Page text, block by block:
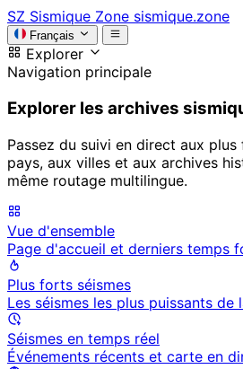
SZ Sismique Zone sismique.zone
Français
Explorer
Navigation principale
Explorer les archives
Passez du suivi en direct aux
pays, aux villes et aux archives
même routage multilingue.
Vue d'ensemble
Page d'accueil et derniers temps
Plus forts séismes
Les séismes les plus puissants de
Séismes en temps réel
Événements récents et carte en